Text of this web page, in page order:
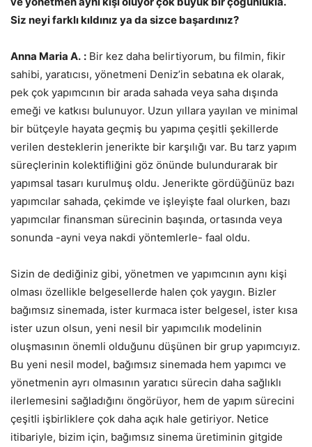
Siz neyi farklı kıldınız ya da sizce başardınız?
Anna Maria A. : Bir kez daha belirtiyorum, bu filmin, fikir
sahibi, yaratıcısı, yönetmeni Deniz’in sebatına ek olarak,
pek çok yapımcının bir arada sahada veya saha dışında
emeği ve katkısı bulunuyor. Uzun yıllara yayılan ve minimal
bir bütçeyle hayata geçmiş bu yapıma çeşitli şekillerde
verilen desteklerin jenerikte bir karşılığı var. Bu tarz yapım
süreçlerinin kolektifliğini göz önünde bulundurarak bir
yapımsal tasarı kurulmuş oldu. Jenerikte gördüğünüz bazı
yapımcılar sahada, çekimde ve işleyişte faal olurken, bazı
yapımcılar finansman sürecinin başında, ortasında veya
sonunda -ayni veya nakdi yöntemlerle- faal oldu.
Sizin de dediğiniz gibi, yönetmen ve yapımcının aynı kişi
olması özellikle belgesellerde halen çok yaygın. Bizler
bağımsız sinemada, ister kurmaca ister belgesel, ister kısa
ister uzun olsun, yeni nesil bir yapımcılık modelinin
oluşmasının önemli olduğunu düşünen bir grup yapımcıyız.
Bu yeni nesil model, bağımsız sinemada hem yapımcı ve
yönetmenin ayrı olmasının yaratıcı sürecin daha sağlıklı
ilerlemesini sağladığını öngörüyor, hem de yapım sürecini
çeşitli işbirliklere çok daha açık hale getiriyor. Netice
itibariyle, bizim için, bağımsız sinema üretiminin gitgide